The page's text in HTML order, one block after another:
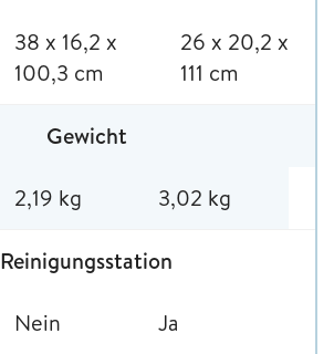
38 x 16,2 x
100,3 cm
26 x 20,2 x
111 cm
Gewicht
2,19 kg 3,02 kg
Reinigungsstation
Nein Ja